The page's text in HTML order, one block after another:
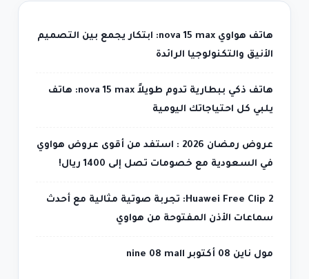
هاتف هواوي nova 15 max: ابتكار يجمع بين التصميم
الأنيق والتكنولوجيا الرائدة
هاتف ذكي ببطارية تدوم طويلاً nova 15 max: هاتف
يلبي كل احتياجاتك اليومية
عروض رمضان 2026 : استفد من أقوى عروض هواوي
في السعودية مع خصومات تصل إلى 1400 ريال!
Huawei Free Clip 2: تجربة صوتية مثالية مع أحدث
سماعات الأذن المفتوحة من هواوي
مول ناين 08 أكتوبر nine 08 mall